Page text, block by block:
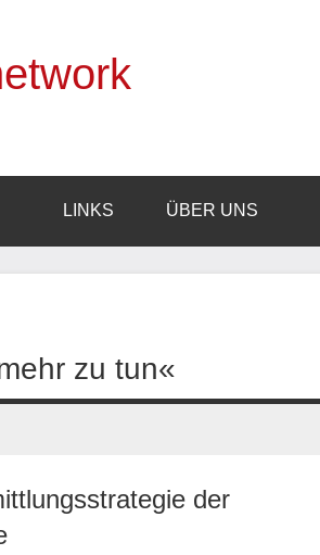
LINKS ÜBER UNS
zu tun«
der